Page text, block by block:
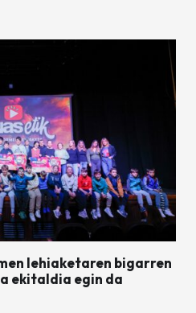
lehiaketaren bigarren
ekitaldia egin da